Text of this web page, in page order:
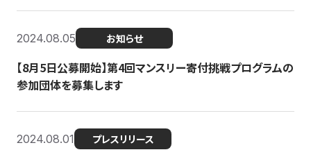
2024.08.05 お知らせ
【8月5日公募開始】第4回マンスリー寄付挑戦プログラムの
参加団体を募集します
2024.08.01 プレスリリース